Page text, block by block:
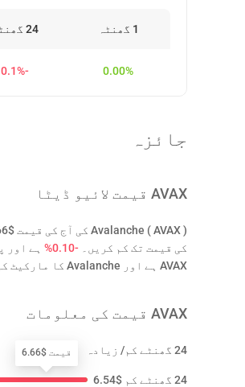
1 گھنٹہ 24 گھنٹے
0.00%
-0.1%
جائزہ
AVAX قیمت لائیو ڈیٹا
کی قیمت تک کم کریں۔ -0.10% ہے اور پچھلے 7 دنوں
AVAX ہے اور Avalanche کا مارکیٹ کیپ $2,875,547,417 ہے۔
AVAX قیمت کی معلومات
24 گھنٹے کم/ زیادہ
24 گھنٹے کم $
6.54
قیمت $6.66